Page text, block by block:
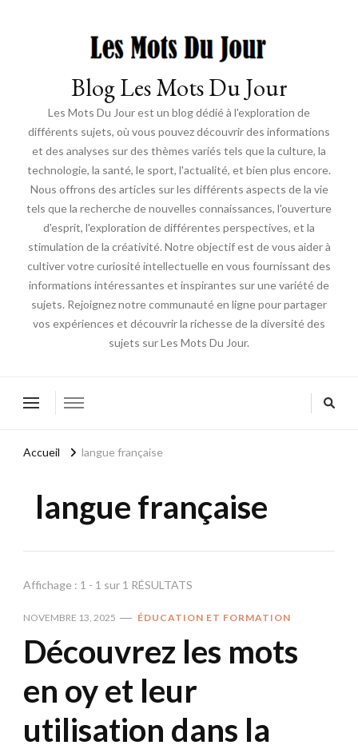
Blog Les Mots Du Jour
Les Mots Du Jour est un blog dédié à l'exploration de
différents sujets, où vous pouvez découvrir des informations
et des analyses sur des thèmes variés tels que la culture, la
technologie, la santé, le sport, l'actualité, et bien plus encore.
Nous offrons des articles sur les différents aspects de la vie
tels que la recherche de nouvelles connaissances, l'ouverture
d'esprit, l'exploration de différentes perspectives, et la
stimulation de la créativité. Notre objectif est de vous aider à
cultiver votre curiosité intellectuelle en vous fournissant des
informations intéressantes et inspirantes sur une variété de
sujets. Rejoignez notre communauté en ligne pour partager
vos expériences et découvrir la richesse de la diversité des
sujets sur Les Mots Du Jour.
Accueil langue française
langue française
Affichage : 1 - 1 sur 1 RÉSULTATS
NOVEMBRE 13, 2025 ÉDUCATION ET FORMATION
Découvrez les mots
en oy et leur
utilisation dans la